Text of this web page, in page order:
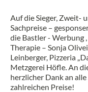
Auf die Sieger, Zweit-
Sachpreise –
die Bastler - Werbung
Therapie – Sonja
Leinberger, Pizzeria
Metzgerei Höfle. An
herzlicher Dank an
zahlreichen Preise!